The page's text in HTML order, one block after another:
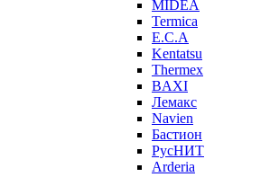
MIDEA
Termica
E.C.A
Kentatsu
Thermex
BAXI
Лемакс
Navien
Бастион
РусНИТ
Arderia